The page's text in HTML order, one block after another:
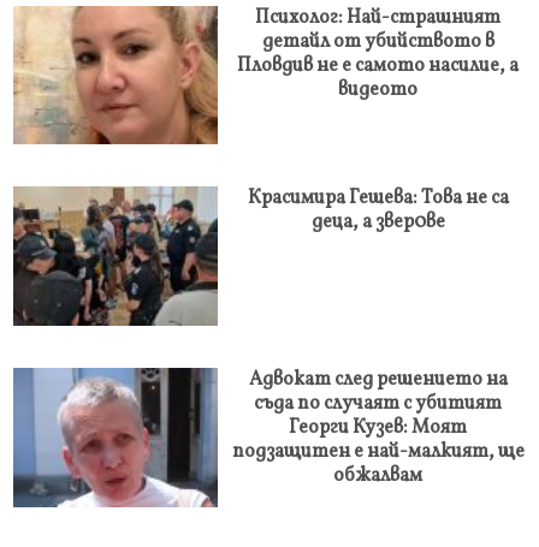
Психолог: Най-страшният
детайл от убийството в
Пловдив не е самото насилие, а
видеото
Красимира Гешева: Това не са
деца, а звер0ве
Адвокат след решението на
съда по случаят с убитият
Георги Кузев: Моят
подзащитен е най-малкият, ще
обжалвам